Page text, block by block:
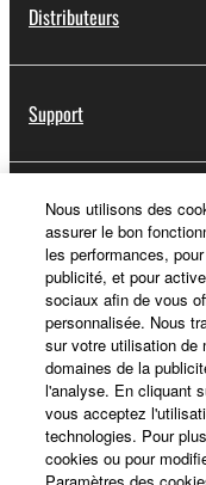
Distributeurs
Support
Yamaha Music ID -
A propos de Yamaha
France - French
Professionnel
Nous utilisons des
assurer le bon
les performances,
publicité, et pour
sociaux afin de vous
personnalisée. Nous
sur votre utilisation de
domaines de la
l'analyse. En cliquant
vous acceptez
technologies. Pour
cookies ou pour